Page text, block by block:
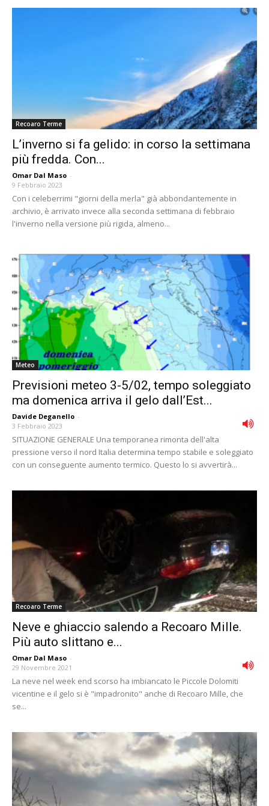
Recoaro Terme
L’inverno si fa gelido: in corso la settimana
più fredda. Con...
Omar Dal Maso -
9 Febbraio 2023
Con i celeberrimi "giorni della merla" già abbondantemente in
archivio, è arrivato invece alla seconda settimana di febbraio
l'inverno nella versione più rigida, almeno...
Meteo
Previsioni meteo 3-5/02, tempo soleggiato
ma domenica arriva il gelo dall’Est...
Davide Deganello -
3 Febbraio 2023
SITUAZIONE GENERALE Una temporanea rimonta dell'alta
pressione verso il nord Italia determina tempo stabile e soleggiato
con un conseguente aumento termico. Questo lo si avvertirà...
Recoaro Terme
Neve e ghiaccio salendo a Recoaro Mille.
Più auto slittano e...
Omar Dal Maso -
29 Novembre 2021
La neve nel week end scorso ha imbiancato le Piccole Dolomiti
vicentine e il gelo si è "impadronito" anche di Recoaro Mille, che
se...